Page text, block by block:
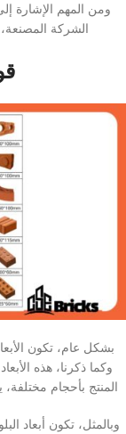
ومن المهم الإشارة
الشركة المصنعة،
وكما ذكرنا، هذه
المنتج بأحجام